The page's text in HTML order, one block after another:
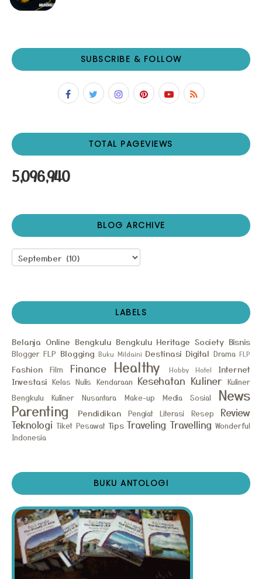
SUBSCRIBE & FOLLOW
TOTAL PAGEVIEWS
5,096,940
BLOG ARCHIVE
LABELS
Belanja Online Bengkulu Bengkulu Heritage Society Bisnis
Blogger FLP Blogging Buku Mildaini Destinasi Digital Drama FLP
Fashion Film Finance Healthy Hobby Hotel
Internet
Investasi Kelas Nulis Kendaraan Kesehatan Kuliner Kuliner
Bengkulu
Kuliner Nusantara Make-up Media Sosial
News
Parenting
Pendidikan Pengiat Literasi Resep
Review
Teknologi Tiket Pesawat Tips Traveling Travelling Wonderful
Indonesia
BUKU ANTOLOGI